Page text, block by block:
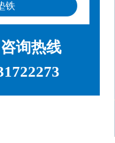
铁
询热线